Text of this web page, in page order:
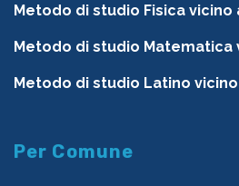
Metodo di studio Fisica vicino
Metodo di studio Matematica
Metodo di studio Latino
Per Comune